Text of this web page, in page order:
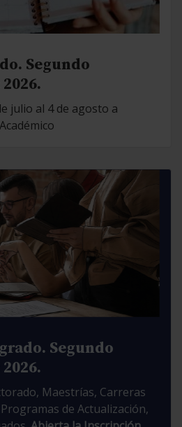
Segundo
julio al 4 de agosto a
Segundo
Maestrías, Carreras
de Actualización,